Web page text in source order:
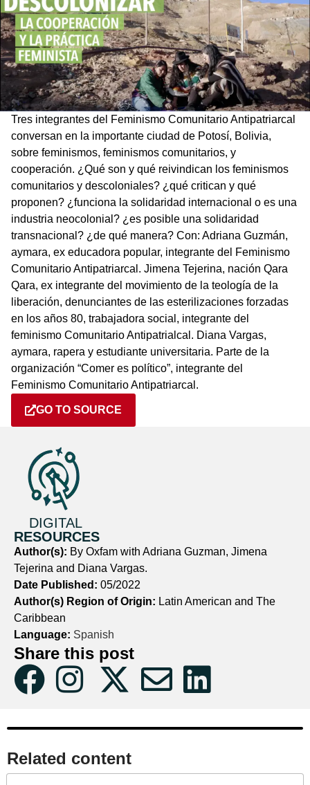
Tres integrantes del Feminismo Comunitario Antipatriarcal
conversan en la importante ciudad de Potosí, Bolivia,
sobre feminismos, feminismos comunitarios, y
cooperación. ¿Qué son y qué reivindican los feminismos
comunitarios y descoloniales? ¿qué critican y qué
proponen? ¿funciona la solidaridad internacional o es una
industria neocolonial? ¿es posible una solidaridad
transnacional? ¿de qué manera? Con: Adriana Guzmán,
aymara, ex educadora popular, integrante del Feminismo
Comunitario Antipatriarcal. Jimena Tejerina, nación Qara
Qara, ex integrante del movimiento de la teología de la
liberación, denunciantes de las esterilizaciones forzadas
en los años 80, trabajadora social, integrante del
feminismo Comunitario Antipatrialcal. Diana Vargas,
aymara, rapera y estudiante universitaria. Parte de la
organización “Comer es político”, integrante del
Feminismo Comunitario Antipatriarcal.
GO TO SOURCE
DIGITAL
RESOURCES
Author(s): By Oxfam with Adriana Guzman, Jimena
Tejerina and Diana Vargas.
Date Published: 05/2022
Author(s) Region of Origin: Latin American and The
Caribbean
Language: Spanish
Share this post
Related content​